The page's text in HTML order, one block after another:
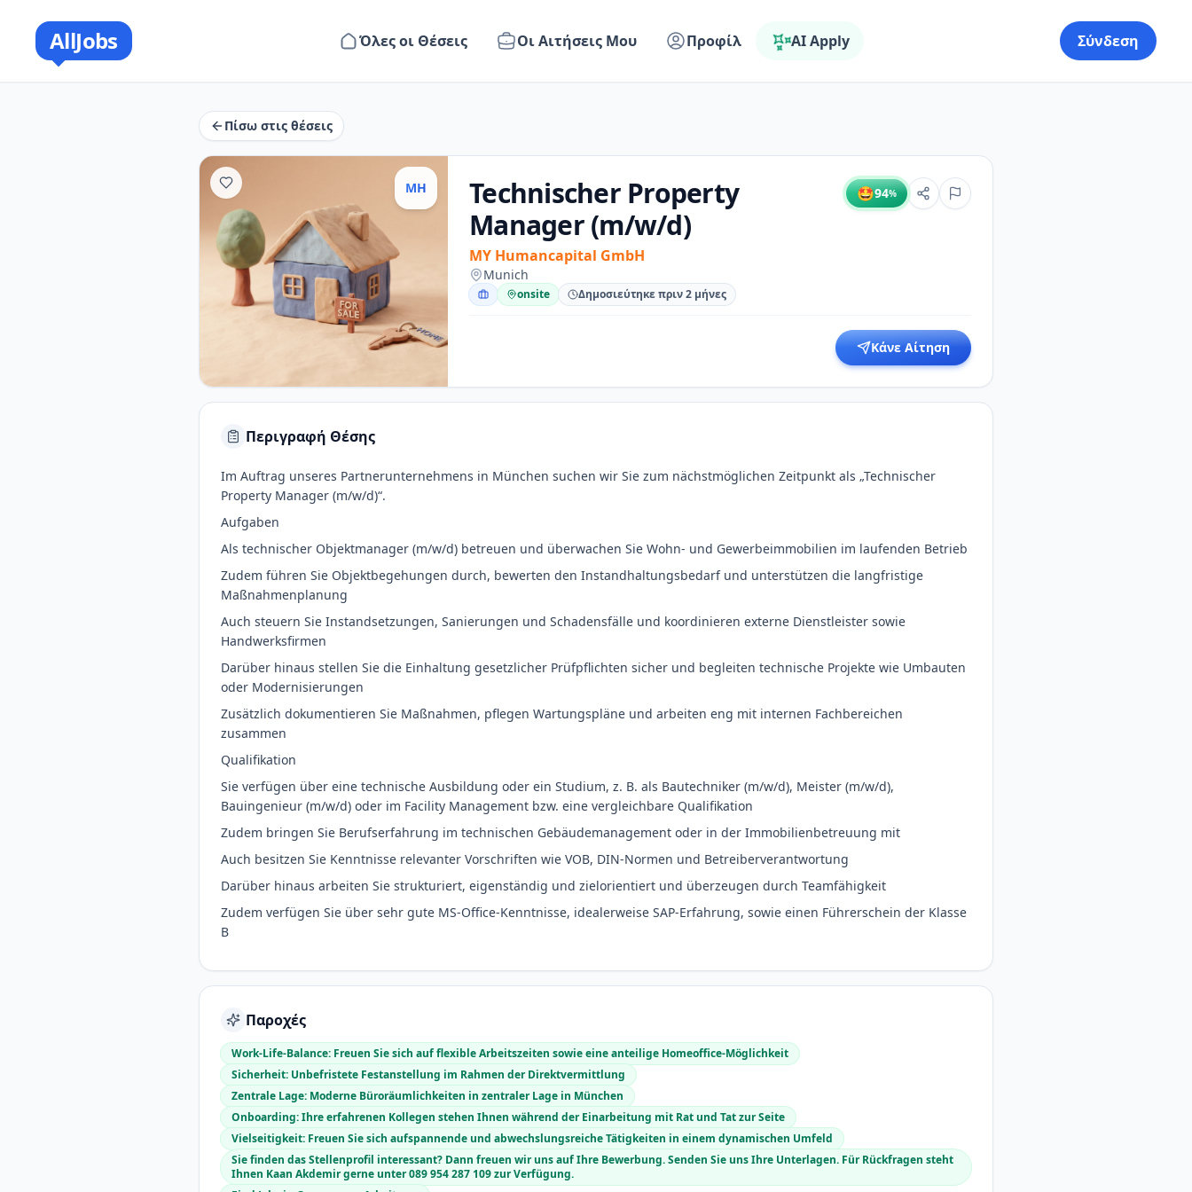
AllJobs Όλες οι Θέσεις Οι Αιτήσεις Μου Προφίλ AI Apply Σύνδεση
Πίσω στις θέσεις
MH
Technischer Property
Manager (m/w/d)
MY Humancapital GmbH
🤩94%
Munich
onsite Δημοσιεύτηκε πριν 2 μήνες
Κάνε Αίτηση
Περιγραφή Θέσης
Im Auftrag unseres Partnerunternehmens in München suchen wir Sie zum nächstmöglichen Zeitpunkt als „Technischer
Property Manager (m/w/d)“.
Aufgaben
Als technischer Objektmanager (m/w/d) betreuen und überwachen Sie Wohn- und Gewerbeimmobilien im laufenden Betrieb
Zudem führen Sie Objektbegehungen durch, bewerten den Instandhaltungsbedarf und unterstützen die langfristige
Maßnahmenplanung
Auch steuern Sie Instandsetzungen, Sanierungen und Schadensfälle und koordinieren externe Dienstleister sowie
Handwerksfirmen
Darüber hinaus stellen Sie die Einhaltung gesetzlicher Prüfpflichten sicher und begleiten technische Projekte wie Umbauten
oder Modernisierungen
Zusätzlich dokumentieren Sie Maßnahmen, pflegen Wartungspläne und arbeiten eng mit internen Fachbereichen
zusammen
Qualifikation
Sie verfügen über eine technische Ausbildung oder ein Studium, z. B. als Bautechniker (m/w/d), Meister (m/w/d),
Bauingenieur (m/w/d) oder im Facility Management bzw. eine vergleichbare Qualifikation
Zudem bringen Sie Berufserfahrung im technischen Gebäudemanagement oder in der Immobilienbetreuung mit
Auch besitzen Sie Kenntnisse relevanter Vorschriften wie VOB, DIN-Normen und Betreiberverantwortung
Darüber hinaus arbeiten Sie strukturiert, eigenständig und zielorientiert und überzeugen durch Teamfähigkeit
Zudem verfügen Sie über sehr gute MS-Office-Kenntnisse, idealerweise SAP-Erfahrung, sowie einen Führerschein der Klasse
B
Παροχές
Work-Life-Balance: Freuen Sie sich auf flexible Arbeitszeiten sowie eine anteilige Homeoffice-Möglichkeit
Sicherheit: Unbefristete Festanstellung im Rahmen der Direktvermittlung
Zentrale Lage: Moderne Büroräumlichkeiten in zentraler Lage in München
Onboarding: Ihre erfahrenen Kollegen stehen Ihnen während der Einarbeitung mit Rat und Tat zur Seite
Vielseitigkeit: Freuen Sie sich aufspannende und abwechslungsreiche Tätigkeiten in einem dynamischen Umfeld
Sie finden das Stellenprofil interessant? Dann freuen wir uns auf Ihre Bewerbung. Senden Sie uns Ihre Unterlagen. Für Rückfragen steht
Ihnen Kaan Akdemir gerne unter 089 954 287 109 zur Verfügung.